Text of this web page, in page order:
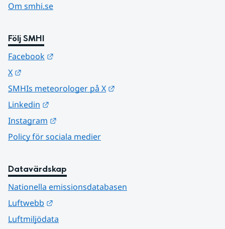
Om smhi.se
Följ SMHI
Facebook
X
SMHIs meteorologer på X
Linkedin
Instagram
Policy för sociala medier
Datavärdskap
Nationella emissionsdatabasen
Luftwebb
Luftmiljödata